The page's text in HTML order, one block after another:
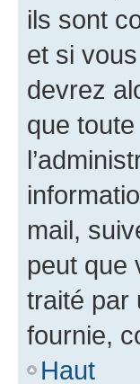
ils sont
et si
devrez
que
mail,
peut que
traité par
fournie,
Haut